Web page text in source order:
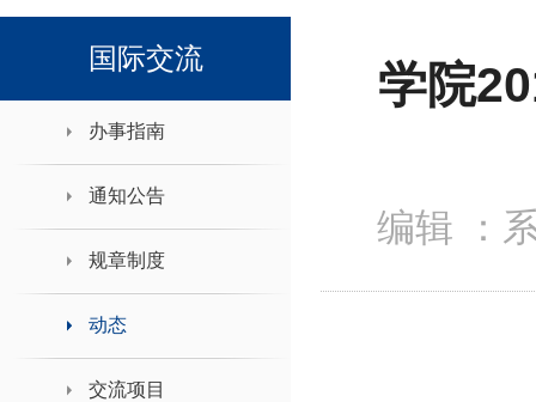
国际交流
办事指南
通知公告
规章制度
动态
交流项目
学院
编辑 ：